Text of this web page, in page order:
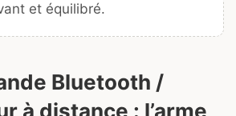
et équilibré.
Bluetooth /